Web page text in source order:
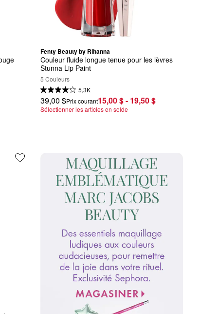
Fenty Beauty by Rihanna
Couleur fluide longue tenue pour les lèvres
Stunna Lip Paint
5 Couleurs
5,3K
39,00 $Prix courant15,00 $ - 19,50 $
Sélectionner les articles en solde